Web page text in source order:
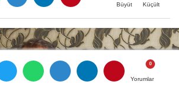
Yorumlar
Yorumlar
Yorumlar
Yorumlar
Büyüt Küçült